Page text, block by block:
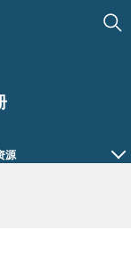
源